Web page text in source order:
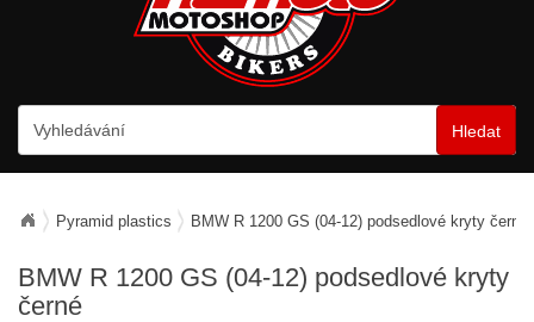
Hledat
Pyramid plastics BMW R 1200 GS (04-12) podsedlové kryty černé
BMW R 1200 GS (04-12) podsedlové kryty
černé